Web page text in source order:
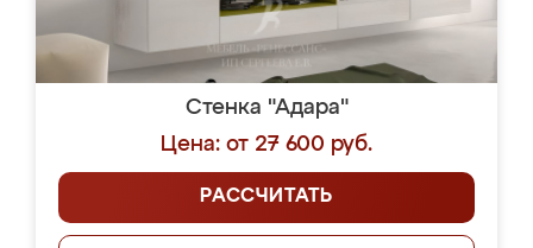
Стенка "Адара"
Цена: от 27 600 руб.
РАССЧИТАТЬ